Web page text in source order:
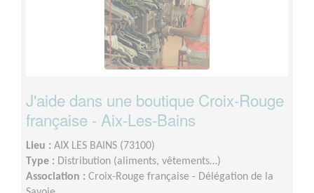
J'aide dans une boutique Croix-Rouge
française - Aix-Les-Bains
Lieu : AIX LES BAINS (73100)
Type : Distribution (aliments, vêtements…)
Association : Croix-Rouge française - Délégation de la